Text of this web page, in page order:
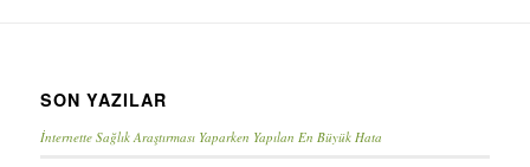
SON YAZILAR
İnternette Sağlık Araştırması Yaparken Yapılan En Büyük Hata